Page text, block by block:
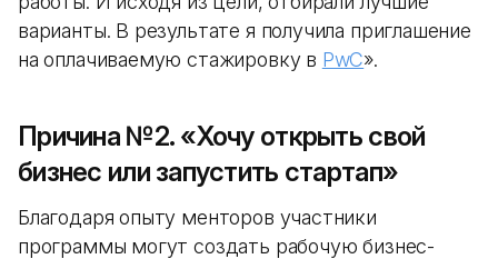
варианты. В результате я получила приглашение
на оплачиваемую стажировку в PwC».
Причина №2. «Хочу открыть свой
бизнес или запустить стартап»
Благодаря опыту менторов участники
программы могут создать рабочую бизнес-